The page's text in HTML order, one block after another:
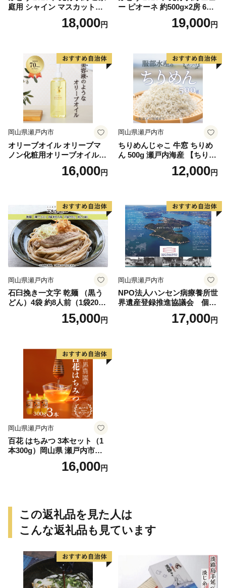
庭用 シャイン マスカット
2〜3房 合計約1.2kg ブドウ
18,000円
ー ピオーネ 約500g×2房 6月
下旬〜7月下旬発送 ブドウ 葡
19,000円
岡山県瀬戸内市
オリーブオイル オリーブマ
ノン化粧用オリーブオイル 2
00ml オリーブ オイル 美容
スキンケア 化粧用 油 オリー
16,000円
岡山県瀬戸内市
ちりめんじゃこ 牛窓 ちりめ
ん 500g 瀬戸内海産 【ちりめ
ん ちりめんじゃこ 上乾ちり
めん しらす しらす干し 大容
山県 瀬戸内市 牛窓 瀬戸内海
服部水産】【配達不可：離
島】
12,000円
岡山県瀬戸内市
石臼挽き一文字 乾麺 （黒う
どん）4袋 約8人前（1袋200
g、約2人前） 備前福岡 一文
字うどん 麺類 小麦製品 ざる
元 小麦粉 風味
15,000円
岡山県瀬戸内市
NPO法人ハンセン病療養所世
界遺産登録推進協議会 個人
正会員 1年分 チケット
17,000円
岡山県瀬戸内市
百花 はちみつ 3本セット（1
本300g）岡山県 瀬戸内市産
石黒農園 ヨーグルト パン 砂
糖の代わり 香り高い いい香
16,000円
この返礼品を見た人は
こんな返礼品も見ています